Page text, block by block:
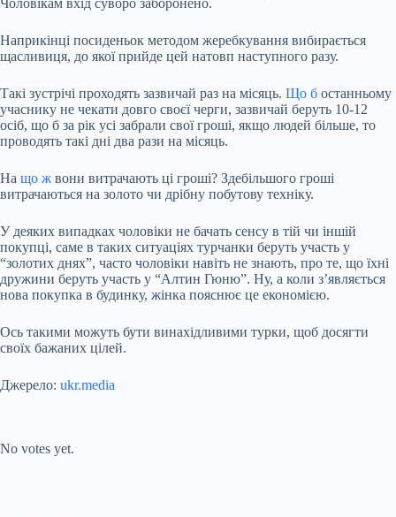
Чоловікам вхід суворо заборонено.
Наприкінці посиденьок методом жеребкування вибирається
щасливиця, до якої прийде цей натовп наступного разу.
Такі зустрічі проходять зазвичай раз на місяць. Що б останньому
учаснику не чекати довго своєї черги, зазвичай беруть 10-12
осіб, що б за рік усі забрали свої гроші, якщо людей більше, то
проводять такі дні два рази на місяць.
На що ж вони витрачають ці гроші? Здебільшого гроші
витрачаються на золото чи дрібну побутову техніку.
У деяких випадках чоловіки не бачать сенсу в тій чи іншій
покупці, саме в таких ситуаціях турчанки беруть участь у
“золотих днях”, часто чоловіки навіть не знають, про те, що їхні
дружини беруть участь у “Алтин Гюню”. Ну, а коли з’являється
нова покупка в будинку, жінка пояснює це економією.
Ось такими можуть бути винахідливими турки, щоб досягти
своїх бажаних цілей.
Джерело: ukr.media
No votes yet.